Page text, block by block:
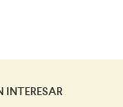
INTERESAR